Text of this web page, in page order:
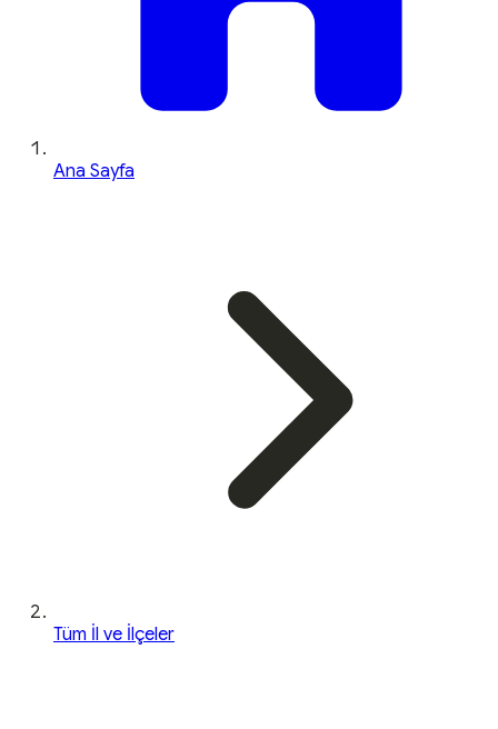
Ana Sayfa
Tüm İl ve İlçeler